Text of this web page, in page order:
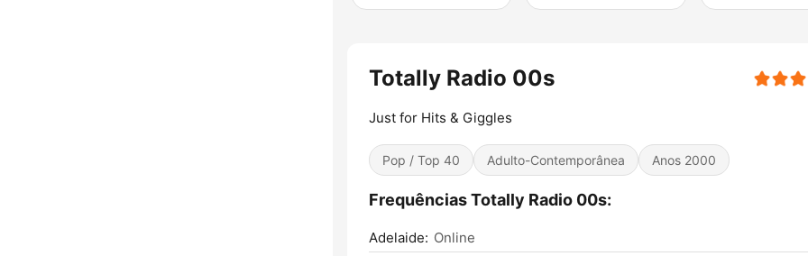
Totally Radio 00s
Just for Hits & Giggles
Pop / Top 40 Adulto-Contemporânea Anos 2000
Frequências Totally Radio 00s:
Adelaide: Online